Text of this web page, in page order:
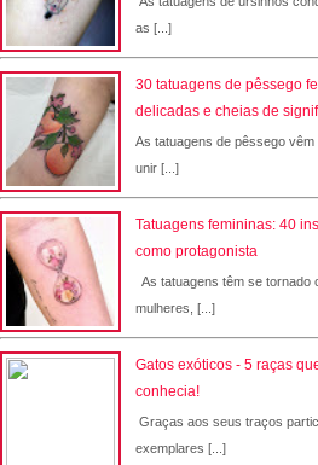
as [...]
30 tatuagens de pêssego
delicadas e cheias de
As tatuagens de pêssego
unir [...]
Tatuagens femininas: 40
como protagonista
As tatuagens têm se tornado
mulheres, [...]
Gatos exóticos - 5 raças
conhecia!
Graças aos seus traços
exemplares [...]